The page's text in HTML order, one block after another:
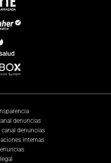
denuncias
denuncias
internas